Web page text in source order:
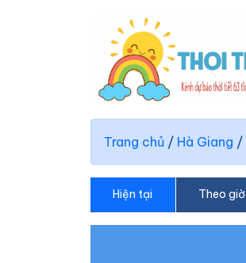
Trang chủ / Hà Giang /
Hiện tại Theo giờ